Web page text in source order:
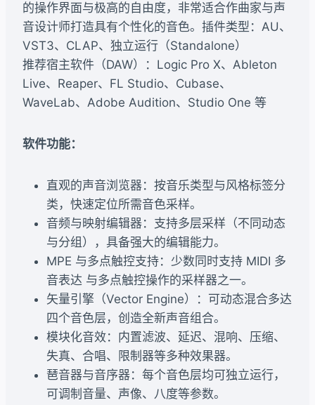
的操作界面与极高的自由度，非常适合作曲家与声
音设计师打造具有个性化的音色。插件类型：AU、
VST3、CLAP、独立运行（Standalone）
推荐宿主软件（DAW）：Logic Pro X、Ableton
Live、Reaper、FL Studio、Cubase、
WaveLab、Adobe Audition、Studio One 等
软件功能：
直观的声音浏览器：按音乐类型与风格标签分
类，快速定位所需音色采样。
音频与映射编辑器：支持多层采样（不同动态
与分组），具备强大的编辑能力。
MPE 与多点触控支持：少数同时支持 MIDI 多
音表达 与多点触控操作的采样器之一。
矢量引擎（Vector Engine）：可动态混合多达
四个音色层，创造全新声音组合。
模块化音效：内置滤波、延迟、混响、压缩、
失真、合唱、限制器等多种效果器。
琶音器与音序器：每个音色层均可独立运行，
可调制音量、声像、八度等参数。